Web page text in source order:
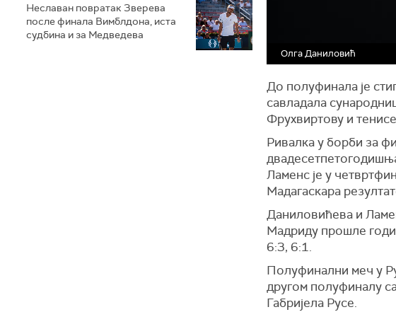
Неславан повратак Зверева
после финала Вимблдона, иста
судбина и за Медведева
Олга Даниловић
До полуфинала је
савладала
Фрухвиртову и
Ривалка у борби за
Ламенс је у
Мадагаскара
Даниловићева и
Мадриду прошле
6:3, 6:1.
Полуфинални меч у
другом полуфиналу
Габријела Русе.